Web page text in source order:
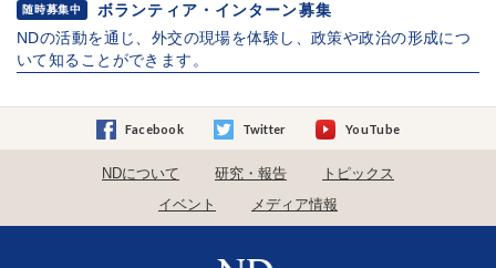
随時募集中
ボランティア・インターン募集
NDの活動を通じ、外交の現場を体験し、政策や政治の形成につ
いて知ることができます。
Facebook Twitter YouTube
NDについて 研究・報告
トピックス
イベント
メディア情報